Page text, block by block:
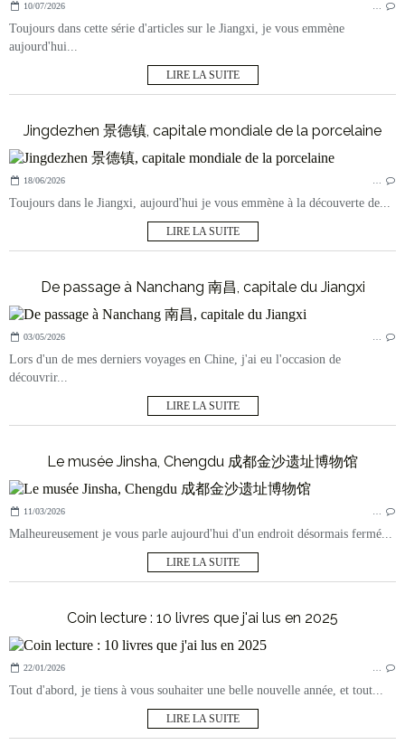
10/07/2026
Toujours dans cette série d'articles sur le Jiangxi, je vous emmène
aujourd'hui...
LIRE LA SUITE
Jingdezhen 景德镇, capitale mondiale de la porcelaine
18/06/2026
Toujours dans le Jiangxi, aujourd'hui je vous emmène à la découverte de...
LIRE LA SUITE
De passage à Nanchang 南昌, capitale du Jiangxi
03/05/2026
Lors d'un de mes derniers voyages en Chine, j'ai eu l'occasion de
découvrir...
LIRE LA SUITE
Le musée Jinsha, Chengdu 成都金沙遗址博物馆
11/03/2026
Malheureusement je vous parle aujourd'hui d'un endroit désormais fermé...
LIRE LA SUITE
Coin lecture : 10 livres que j'ai lus en 2025
22/01/2026
Tout d'abord, je tiens à vous souhaiter une belle nouvelle année, et tout...
LIRE LA SUITE